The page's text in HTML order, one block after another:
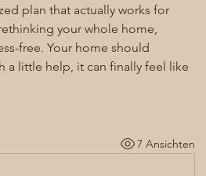
plan that actually works for
your whole home,
free. Your home should
little help, it can finally feel like
7 Ansichten